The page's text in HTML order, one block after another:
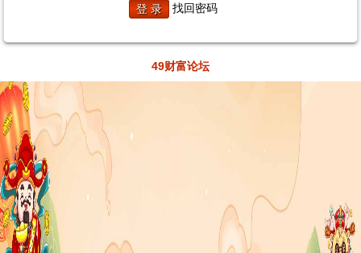
找回密码
49财富论坛